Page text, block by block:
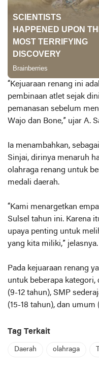
“Kejuaraan renang ini
pembinaan atlet sejak
pemanasan sebelum
Wajo dan Bone,” ujar A.
Ia menambahkan,
Sinjai, dirinya menaruh
olahraga renang untuk
medali daerah.
“Kami menargetkan
Sulsel tahun ini. Karena
upaya penting untuk
yang kita miliki,” jelasnya.
Pada kejuaraan renang
untuk beberapa kategori,
(9-12 tahun), SMP
(15-18 tahun), dan
Tag Terkait
Daerah olahraga